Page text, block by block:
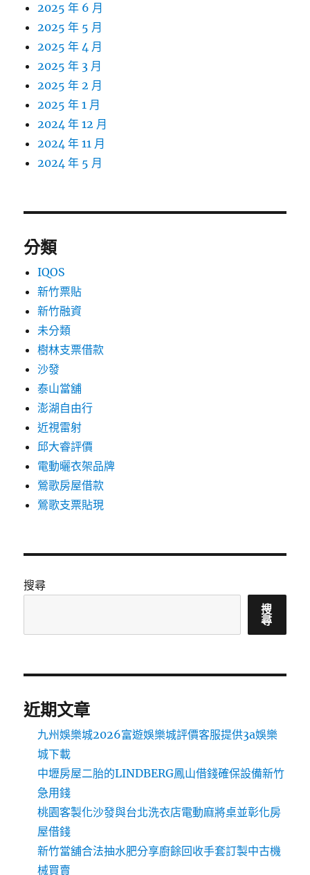
2025 年 6 月
2025 年 5 月
2025 年 4 月
2025 年 3 月
2025 年 2 月
2025 年 1 月
2024 年 12 月
2024 年 11 月
2024 年 5 月
分類
IQOS
新竹票貼
新竹融資
未分類
樹林支票借款
沙發
泰山當舖
澎湖自由行
近視雷射
邱大睿評價
電動曬衣架品牌
鶯歌房屋借款
鶯歌支票貼現
搜尋
搜
尋
近期文章
九州娛樂城2026富遊娛樂城評價客服提供3a娛樂
城下載
中壢房屋二胎的LINDBERG鳳山借錢確保設備新竹
急用錢
桃園客製化沙發與台北洗衣店電動麻將桌並彰化房
屋借錢
新竹當舖合法抽水肥分享廚餘回收手套訂製中古機
械買賣